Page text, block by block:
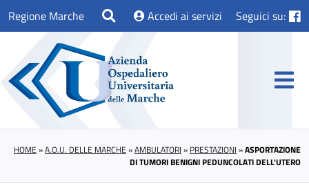
Regione Marche Accedi ai servizi Seguici su:
HOME »A.O.U. DELLE MARCHE »AMBULATORI » PRESTAZIONI »ASPORTAZIONE
DI TUMORI BENIGNI PEDUNCOLATI DELL'UTERO